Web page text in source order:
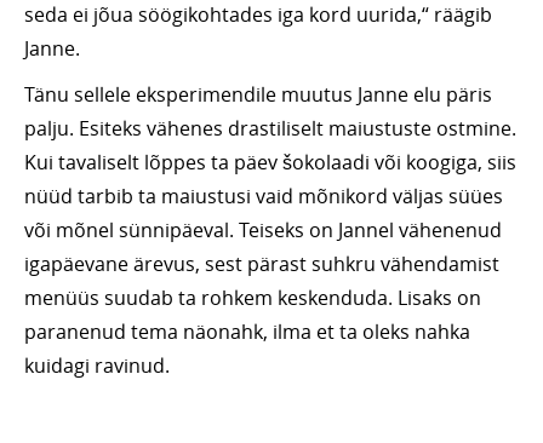
seda ei jõua söögikohtades iga kord uurida,“ räägib
Janne.
Tänu sellele eksperimendile muutus Janne elu päris
palju. Esiteks vähenes drastiliselt maiustuste ostmine.
Kui tavaliselt lõppes ta päev šokolaadi või koogiga, siis
nüüd tarbib ta maiustusi vaid mõnikord väljas süües
või mõnel sünnipäeval. Teiseks on Jannel vähenenud
igapäevane ärevus, sest pärast suhkru vähendamist
menüüs suudab ta rohkem keskenduda. Lisaks on
paranenud tema näonahk, ilma et ta oleks nahka
kuidagi ravinud.